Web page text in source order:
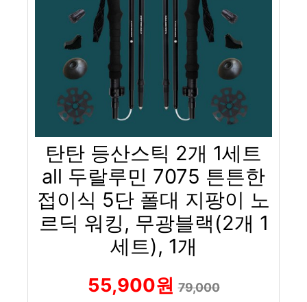
탄탄 등산스틱 2개 1세트
all 두랄루민 7075 튼튼한
접이식 5단 폴대 지팡이 노
르딕 워킹, 무광블랙(2개 1
세트), 1개
55,900원79,000